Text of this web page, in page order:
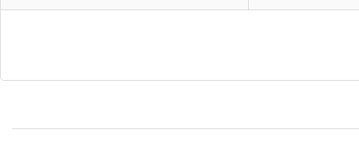
Görüş ve önerileriniz için teşekkür ederiz.